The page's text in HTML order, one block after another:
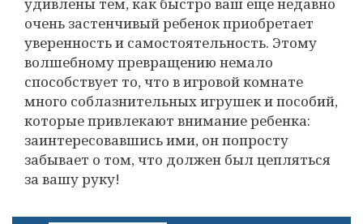
очень застенчивый ребенок приобретает
уверенность и самостоятельность. Этому
волшебному превращению немало
способствует то, что в игровой комнате
много соблазнительных игрушек и пособий,
которые привлекают внимание ребенка:
заинтересовавшись ими, он попросту
забывает о том, что должен был цепляться
за вашу руку!